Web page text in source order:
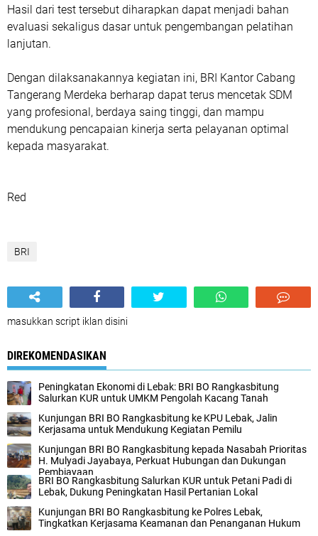
Hasil dari test tersebut diharapkan dapat menjadi bahan
evaluasi sekaligus dasar untuk pengembangan pelatihan
lanjutan.
Dengan dilaksanakannya kegiatan ini, BRI Kantor Cabang
Tangerang Merdeka berharap dapat terus mencetak SDM
yang profesional, berdaya saing tinggi, dan mampu
mendukung pencapaian kinerja serta pelayanan optimal
kepada masyarakat.
Red
BRI
masukkan script iklan disini
DIREKOMENDASIKAN
Peningkatan Ekonomi di Lebak: BRI BO Rangkasbitung
Salurkan KUR untuk UMKM Pengolah Kacang Tanah
Kunjungan BRI BO Rangkasbitung ke KPU Lebak, Jalin
Kerjasama untuk Mendukung Kegiatan Pemilu
Kunjungan BRI BO Rangkasbitung kepada Nasabah Prioritas
H. Mulyadi Jayabaya, Perkuat Hubungan dan Dukungan
Pembiayaan
BRI BO Rangkasbitung Salurkan KUR untuk Petani Padi di
Lebak, Dukung Peningkatan Hasil Pertanian Lokal
Kunjungan BRI BO Rangkasbitung ke Polres Lebak,
Tingkatkan Kerjasama Keamanan dan Penanganan Hukum